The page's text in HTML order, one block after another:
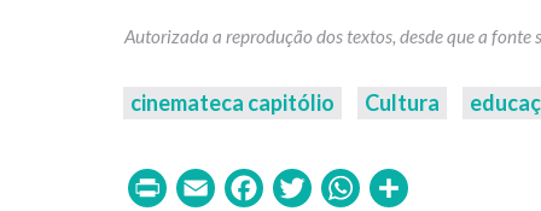
cinemateca capitólio Cultura
PrintEmailFacebook
TwitterWhatsApp